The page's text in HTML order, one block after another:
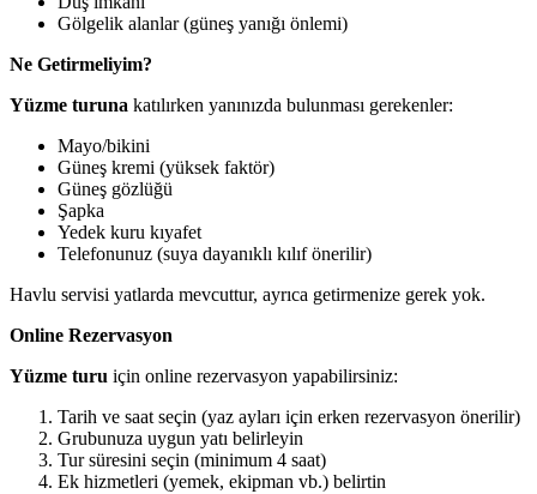
Gölgelik alanlar (güneş yanığı önlemi)
Ne Getirmeliyim?
Yüzme turuna katılırken yanınızda bulunması gerekenler:
Mayo/bikini
Güneş kremi (yüksek faktör)
Güneş gözlüğü
Şapka
Yedek kuru kıyafet
Telefonunuz (suya dayanıklı kılıf önerilir)
Havlu servisi yatlarda mevcuttur, ayrıca getirmenize gerek yok.
Online Rezervasyon
Yüzme turu için online rezervasyon yapabilirsiniz:
Tarih ve saat seçin (yaz ayları için erken rezervasyon önerilir)
Grubunuza uygun yatı belirleyin
Tur süresini seçin (minimum 4 saat)
Ek hizmetleri (yemek, ekipman vb.) belirtin